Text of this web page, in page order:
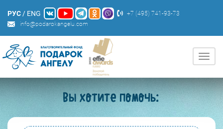
РУС / ENG
+7 (495) 741-93-73
info@podarokangelu.com
Вы хотите помочь: